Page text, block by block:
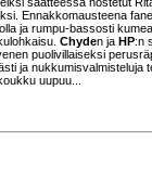
Ennakkomausteena
ja rumpu-bassosti
Chyden ja HP:n
puolivillaiseksi
ja nukkumisvalmisteluja
uupuu...